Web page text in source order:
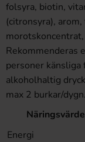
folsyra, biotin,
(citronsyra),
Rekommenderas
personer
alkoholhaltig
max 2 burkar/dygn.
Näringsvärde
Energi